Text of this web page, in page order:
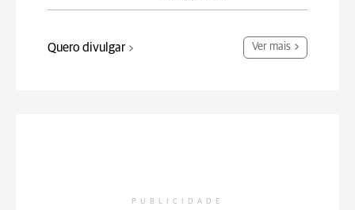
Quero divulgar Ver mais
PUBLICIDADE